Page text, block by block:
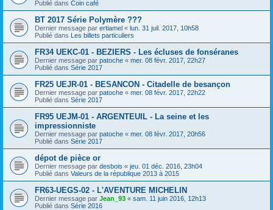
Publié dans Coin café
BT 2017 Série Polymère ???
Dernier message par ertiamel « lun. 31 juil. 2017, 10h58
Publié dans Les billets particuliers
FR34 UEKC-01 - BEZIERS - Les écluses de fonséranes
Dernier message par patoche « mer. 08 févr. 2017, 22h27
Publié dans Série 2017
FR25 UEJR-01 - BESANCON - Citadelle de besançon
Dernier message par patoche « mer. 08 févr. 2017, 22h22
Publié dans Série 2017
FR95 UEJM-01 - ARGENTEUIL - La seine et les
impressionniste
Dernier message par patoche « mer. 08 févr. 2017, 20h56
Publié dans Série 2017
dépot de pièce or
Dernier message par desbois « jeu. 01 déc. 2016, 23h04
Publié dans Valeurs de la république 2013 à 2015
FR63-UEGS-02 - L'AVENTURE MICHELIN
Dernier message par Jean_93 « sam. 11 juin 2016, 12h13
Publié dans Série 2016